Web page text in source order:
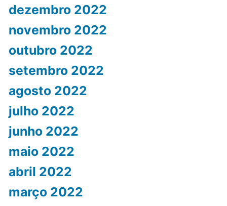
dezembro 2022
novembro 2022
outubro 2022
setembro 2022
agosto 2022
julho 2022
junho 2022
maio 2022
abril 2022
março 2022